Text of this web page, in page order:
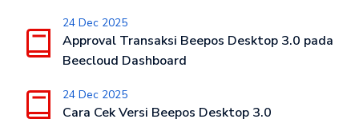
24 Dec 2025
Approval Transaksi Beepos Desktop 3.0 pada
Beecloud Dashboard
24 Dec 2025
Cara Cek Versi Beepos Desktop 3.0